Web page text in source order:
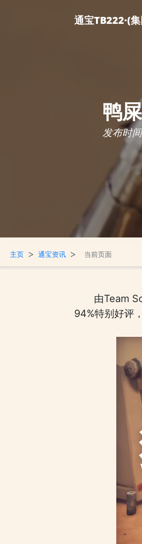
通宝TB222·(
鸭
发布时
主页 > 通宝资讯 > 当前页面
由Team
94%特别好评